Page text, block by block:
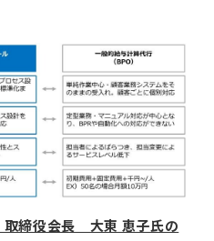
締役会長 大東 恵子氏の